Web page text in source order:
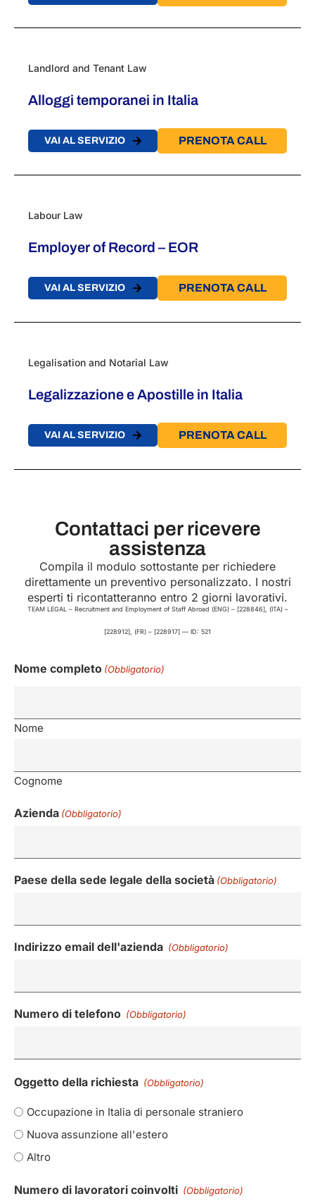
Landlord and Tenant Law
Alloggi temporanei in Italia
VAI AL SERVIZIO PRENOTA CALL
Labour Law
Employer of Record – EOR
VAI AL SERVIZIO PRENOTA CALL
Legalisation and Notarial Law
Legalizzazione e Apostille in Italia
VAI AL SERVIZIO PRENOTA CALL
Contattaci per ricevere
assistenza
Compila il modulo sottostante per richiedere
direttamente un preventivo personalizzato. I nostri
esperti ti ricontatteranno entro 2 giorni lavorativi.
TEAM LEGAL – Recruitment and Employment of Staff Abroad (ENG) – [228846], (ITA) –
[228912], (FR) – [228917] — ID: 521
Nome completo (Obbligatorio)
Nome
Cognome
Azienda (Obbligatorio)
Paese della sede legale della società (Obbligatorio)
Indirizzo email dell'azienda (Obbligatorio)
Numero di telefono (Obbligatorio)
Oggetto della richiesta (Obbligatorio)
Occupazione in Italia di personale straniero
Nuova assunzione all'estero
Altro
Numero di lavoratori coinvolti (Obbligatorio)